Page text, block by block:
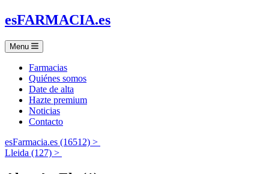
esFARMACIA.es
Menu
Farmacias
Quiénes somos
Date de alta
Hazte premium
Noticias
Contacto
esFarmacia.es (16512) >
Lleida (127) >